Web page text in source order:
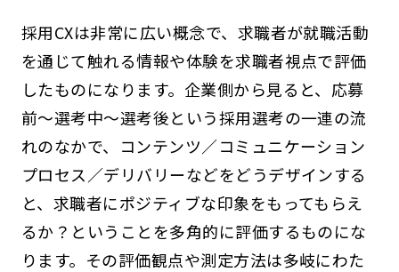
採用CXは非常に広い概念で、求職者が就職活動
を通じて触れる情報や体験を求職者視点で評価
したものになります。企業側から見ると、応募
前～選考中～選考後という採用選考の一連の流
れのなかで、コンテンツ／コミュニケーション
プロセス／デリバリーなどをどうデザインする
と、求職者にポジティブな印象をもってもらえ
るか？ということを多角的に評価するものにな
ります。その評価観点や測定方法は多岐にわた